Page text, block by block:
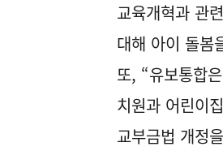
교육개혁과 관
대해 아이 돌봄
또, “유보통합
치원과 어린이
교부금법 개정